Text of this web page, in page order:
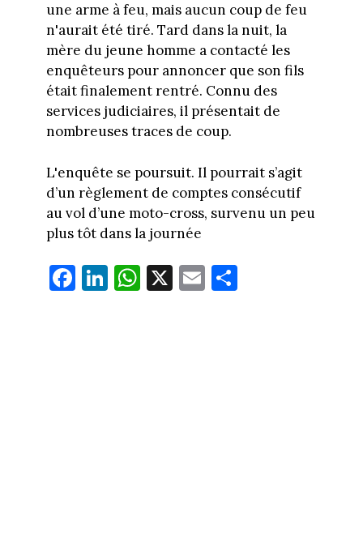
une arme à feu, mais aucun coup de feu
n'aurait été tiré. Tard dans la nuit, la
mère du jeune homme a contacté les
enquêteurs pour annoncer que son fils
était finalement rentré. Connu des
services judiciaires, il présentait de
nombreuses traces de coup.
L'enquête se poursuit. Il pourrait s’agit
d’un règlement de comptes consécutif
au vol d’une moto-cross, survenu un peu
plus tôt dans la journée
Fa
ce
Li
nk
W
ha
X E
m
Pa